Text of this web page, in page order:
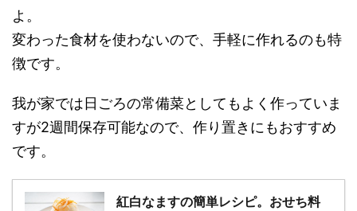
よ。
変わった食材を使わないので、手軽に作れるのも特
徴です。
我が家では日ごろの常備菜としてもよく作っていま
すが2週間保存可能なので、作り置きにもおすすめ
です。
紅白なますの簡単レシピ。おせち料